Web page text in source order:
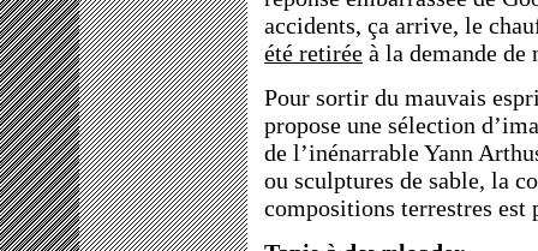
accidents, ça arrive, le
été retirée à la demande
Pour sortir du mauvais
propose une sélection
de l’inénarrable Yann
ou sculptures de sable, la
compositions terrestres est